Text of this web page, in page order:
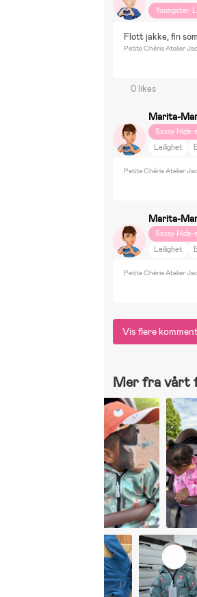
Youngster
Flott jakke, fin
Petite Chérie Atelier
0 likes
Marita-
Sassy Hide-
Leilighet
Petite Chérie Atelier
Marita-
Sassy Hide-
Leilighet
Petite Chérie Atelier
Vis flere
Mer fra vårt